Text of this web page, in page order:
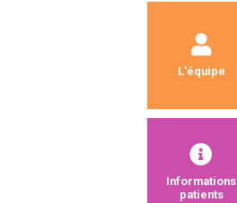
L'équipe
Informations
patients